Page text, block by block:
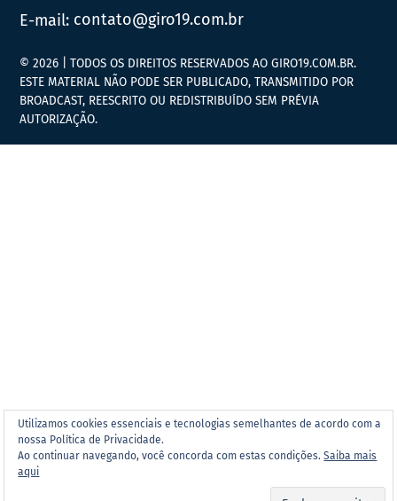
E-mail: contato@giro19.com.br
Utilizamos cookies essenciais e tecnologias semelhantes de acordo com a
nossa Política de Privacidade.
Ao continuar navegando, você concorda com estas condições.Saiba mais
aqui
© 2026 | TODOS OS DIREITOS RESERVADOS AO GIRO19.COM.BR.
ESTE MATERIAL NÃO PODE SER PUBLICADO, TRANSMITIDO POR
BROADCAST, REESCRITO OU REDISTRIBUÍDO SEM PRÉVIA
AUTORIZAÇÃO.